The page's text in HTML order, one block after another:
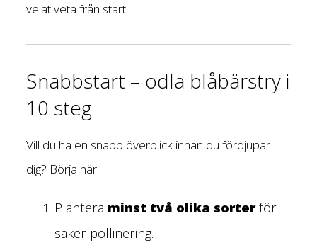
velat veta från start.
Snabbstart – odla blåbärstry i
10 steg
Vill du ha en snabb överblick innan du fördjupar
dig? Börja här:
Plantera minst två olika sorterför
säker pollinering.